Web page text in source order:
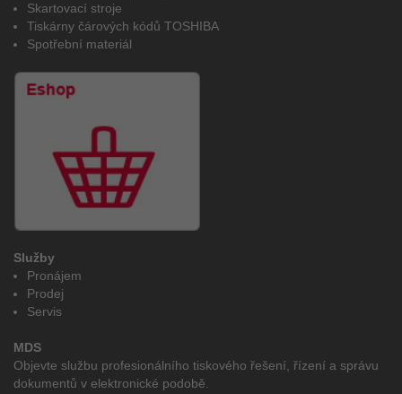
Skartovací stroje
Tiskárny čárových kódů TOSHIBA
Spotřební materiál
Služby
Pronájem
Prodej
Servis
MDS
Objevte službu profesionálního tiskového řešení, řízení a správu
dokumentů v elektronické podobě.